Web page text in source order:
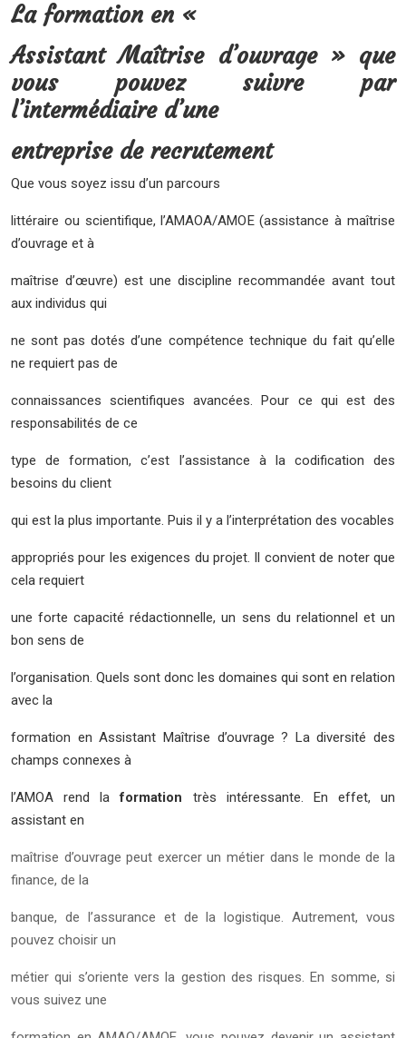
La formation en «
Assistant Maîtrise d’ouvrage » que
vous pouvez suivre par
l’intermédiaire d’une
entreprise de recrutement
Que vous soyez issu d’un parcours
littéraire ou scientifique, l’AMAOA/AMOE (assistance à maîtrise
d’ouvrage et à
maîtrise d’œuvre) est une discipline recommandée avant tout
aux individus qui
ne sont pas dotés d’une compétence technique du fait qu’elle
ne requiert pas de
connaissances scientifiques avancées. Pour ce qui est des
responsabilités de ce
type de formation, c’est l’assistance à la codification des
besoins du client
qui est la plus importante. Puis il y a l’interprétation des vocables
appropriés pour les exigences du projet. Il convient de noter que
cela requiert
une forte capacité rédactionnelle, un sens du relationnel et un
bon sens de
l’organisation. Quels sont donc les domaines qui sont en relation
avec la
formation en Assistant Maîtrise d’ouvrage ? La diversité des
champs connexes à
l’AMOA rend laformation très intéressante. En effet, un
assistant en
maîtrise d’ouvrage peut exercer un métier dans le monde de la
finance, de la
banque, de l’assurance et de la logistique. Autrement, vous
pouvez choisir un
métier qui s’oriente vers la gestion des risques. En somme, si
vous suivez une